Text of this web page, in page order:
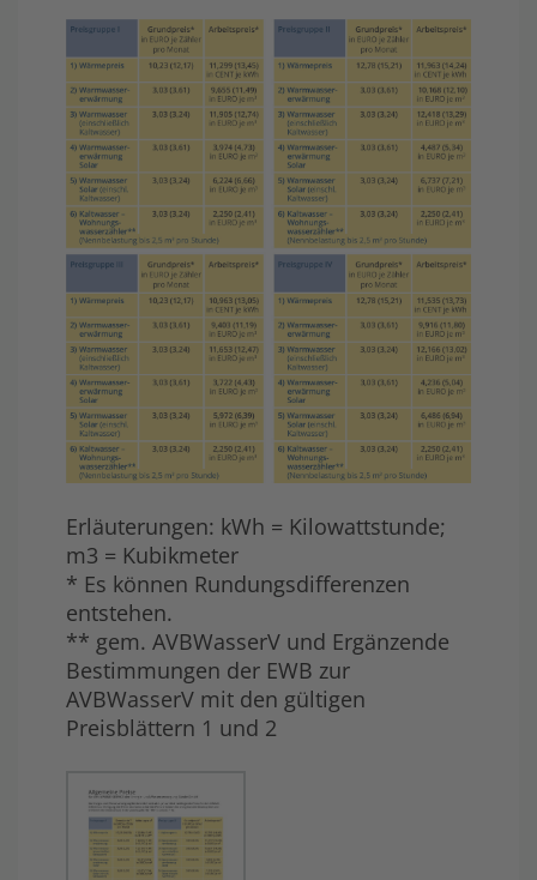
Erläuterungen: kWh = Kilowattstunde;
m3 = Kubikmeter
* Es können Rundungsdifferenzen
entstehen.
** gem. AVBWasserV und Ergänzende
Bestimmungen der EWB zur
AVBWasserV mit den gültigen
Preisblättern 1 und 2